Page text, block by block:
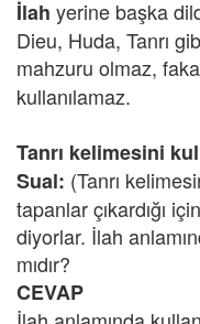
İlah yerine başka
Dieu, Huda, Tanrı
mahzuru olmaz,
kullanılamaz.
Tanrı kelimesini
Sual: (Tanrı
tapanlar çıkardığı
diyorlar. İlah
mıdır?
CEVAP